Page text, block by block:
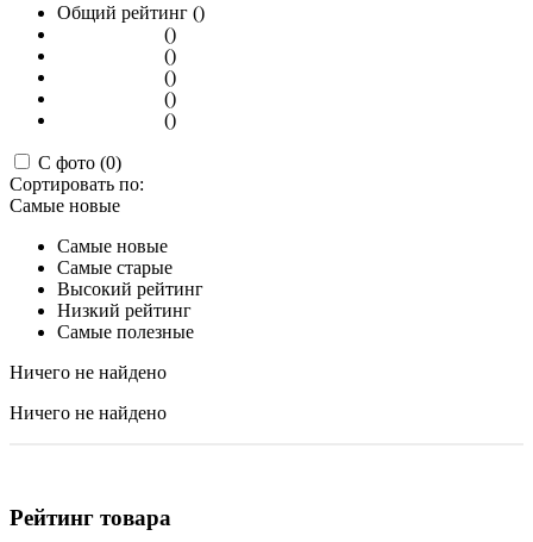
Общий рейтинг ()
()
()
()
()
()
С фото (0)
Сортировать по:
Самые новые
Самые новые
Самые старые
Высокий рейтинг
Низкий рейтинг
Самые полезные
Ничего не найдено
Ничего не найдено
Рейтинг товара